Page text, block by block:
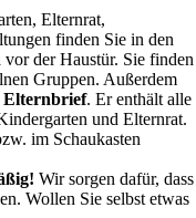
Elternrat,
finden Sie in den
vorder Haustür. Sie finden
Gruppen. Außerdem
Elternbrief. Er enthält alle
und Elternrat.
im Schaukasten
Wir sorgendafür, dass
Wollen Sie selbst etwas